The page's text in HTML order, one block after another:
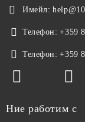
Имейл:
Телефон: +359
Телефон: +359
Ние работим с